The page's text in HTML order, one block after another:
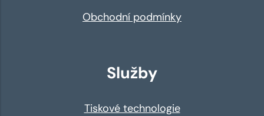
Obchodní podmínky
Služby
Tiskové technologie